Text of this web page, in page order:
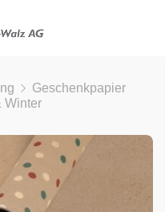
Geschenkpapier
Winter